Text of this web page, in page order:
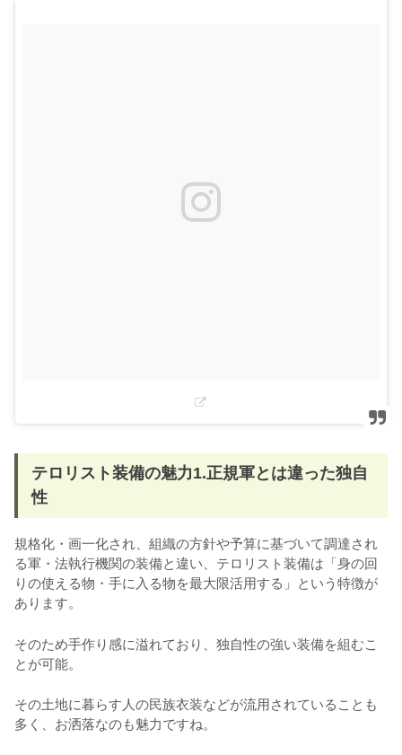
テロリスト装備の魅力1.正規軍とは違った独自
性
規格化・画一化され、組織の方針や予算に基づいて調達され
る軍・法執行機関の装備と違い、テロリスト装備は「身の回
りの使える物・手に入る物を最大限活用する」という特徴が
あります。
そのため手作り感に溢れており、独自性の強い装備を組むこ
とが可能。
その土地に暮らす人の民族衣装などが流用されていることも
多く、お洒落なのも魅力ですね。